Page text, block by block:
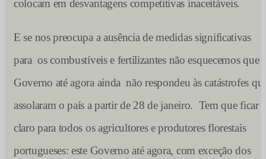
colocam em desvantagens competitivas inaceitáveis.
E se nos preocupa a ausência de medidas significativas
para os combustíveis e fertilizantes não esquecemos que
Governo até agora ainda não respondeu às catástrofes
assolaram o país a partir de 28 de janeiro. Tem que ficar
claro para todos os agricultores e produtores florestais
portugueses: este Governo até agora, com exceção dos